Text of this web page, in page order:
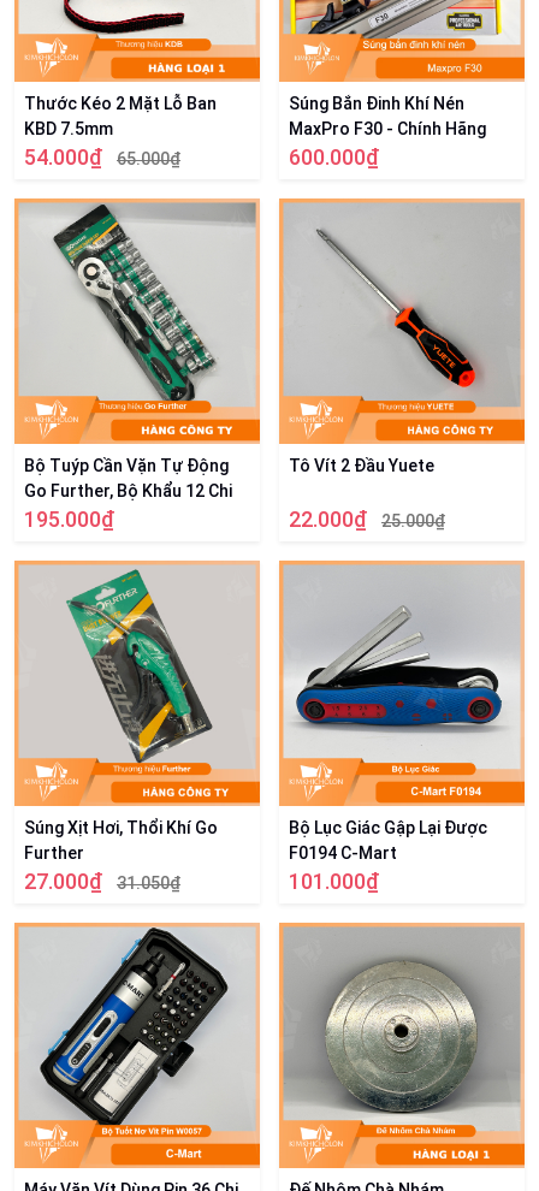
Thước Kéo 2 Mặt Lỗ Ban
KBD 7.5mm
54.000₫ 65.000₫
Súng Bắn Đinh Khí Nén
MaxPro F30 - Chính Hãng
600.000₫
Bộ Tuýp Cần Vặn Tự Động
Go Further, Bộ Khẩu 12 Chi
Tiết
195.000₫
Tô Vít 2 Đầu Yuete
22.000₫ 25.000₫
Súng Xịt Hơi, Thổi Khí Go
Further
27.000₫ 31.050₫
Bộ Lục Giác Gập Lại Được
F0194 C-Mart
101.000₫